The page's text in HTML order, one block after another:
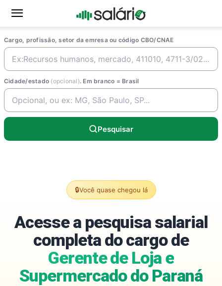
Cargo, profissão, setor da emresa ou código CBO/CNAE
Cidade/estado (opcional). Em branco = Brasil
Pesquisar
🔒Você quase chegou lá
Acesse a pesquisa salarial
completa do cargo de
Gerente de Loja e
Supermercado do Paraná